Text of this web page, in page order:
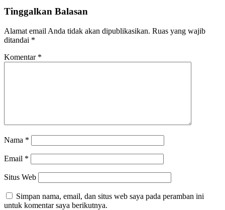
Tinggalkan Balasan
Alamat email Anda tidak akan dipublikasikan. Ruas yang wajib
ditandai *
Komentar *
Nama *
Email *
Situs Web
Simpan nama, email, dan situs web saya pada peramban ini
untuk komentar saya berikutnya.